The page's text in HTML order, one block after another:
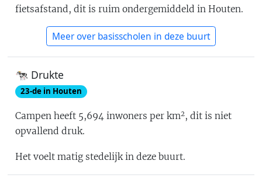
fietsafstand , dit is ruim ondergemiddeld in Houten.
Meer over basisscholen in deze buurt
🐄 Drukte
23-de in Houten
Campen heeft 5,694 inwoners per km2, dit isniet
opvallend druk.
Het voelt matig stedelijk in deze buurt.